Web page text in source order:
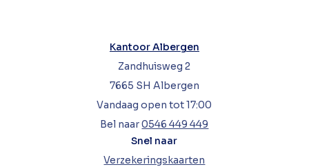
Kantoor Albergen
Zandhuisweg 2
7665 SH Albergen
Vandaag open tot 17:00
Bel naar0546 449 449
Snel naar
Verzekeringskaarten